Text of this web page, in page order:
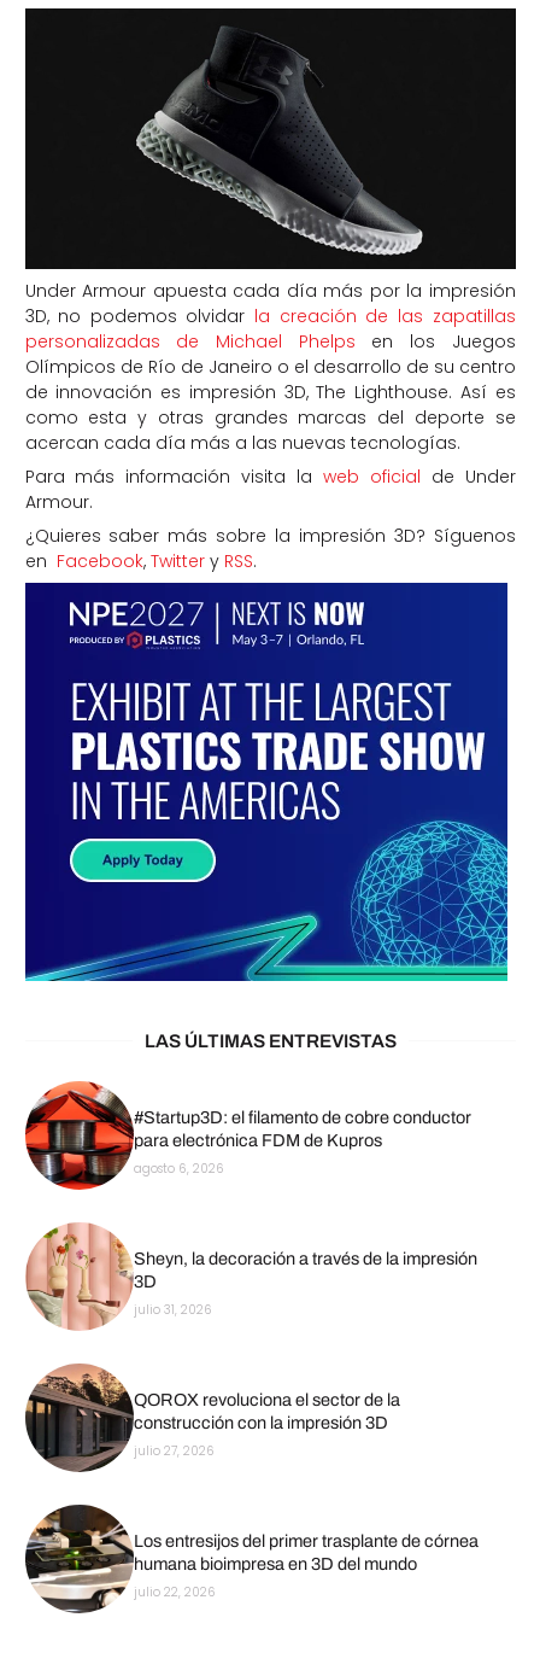
Under Armour apuesta cada día más por la impresión
3D, no podemos olvidar la creación de las zapatillas
personalizadas de Michael Phelps en los Juegos
Olímpicos de Río de Janeiro o el desarrollo de su centro
de innovación es impresión 3D, The Lighthouse. Así es
como esta y otras grandes marcas del deporte se
acercan cada día más a las nuevas tecnologías.
Para más información visita la web oficial de Under
Armour.
¿Quieres saber más sobre la impresión 3D? Síguenos
en Facebook, Twittery RSS.
LAS ÚLTIMAS ENTREVISTAS
#Startup3D: el filamento de cobre conductor
para electrónica FDM de Kupros
agosto 6, 2026
Sheyn, la decoración a través de la impresión
3D
julio 31, 2026
QOROX revoluciona el sector de la
construcción con la impresión 3D
julio 27, 2026
Los entresijos del primer trasplante de córnea
humana bioimpresa en 3D del mundo
julio 22, 2026